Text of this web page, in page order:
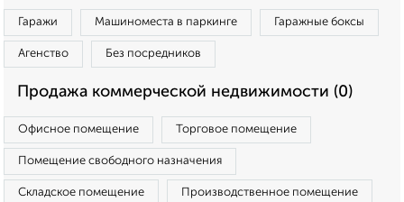
Гаражи Машиноместа в паркинге Гаражные боксы
Агенство Без посредников
Продажа коммерческой недвижимости (0)
Офисное помещение Торговое помещение
Помещение свободного назначения
Складское помещение Производственное помещение